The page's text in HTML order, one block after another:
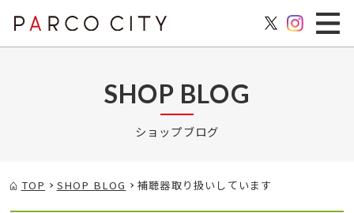
SHOP BLOG
ショップブログ
TOP SHOP BLOG 補聴器取り扱いしています